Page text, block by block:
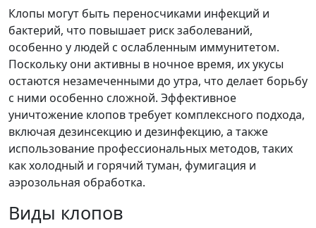
Клопы могут быть переносчиками инфекций и
бактерий, что повышает риск заболеваний,
особенно у людей с ослабленным иммунитетом.
Поскольку они активны в ночное время, их укусы
остаются незамеченными до утра, что делает борьбу
с ними особенно сложной. Эффективное
уничтожение клопов требует комплексного подхода,
включая дезинсекцию и дезинфекцию, а также
использование профессиональных методов, таких
как холодный и горячий туман, фумигация и
аэрозольная обработка.
Виды клопов